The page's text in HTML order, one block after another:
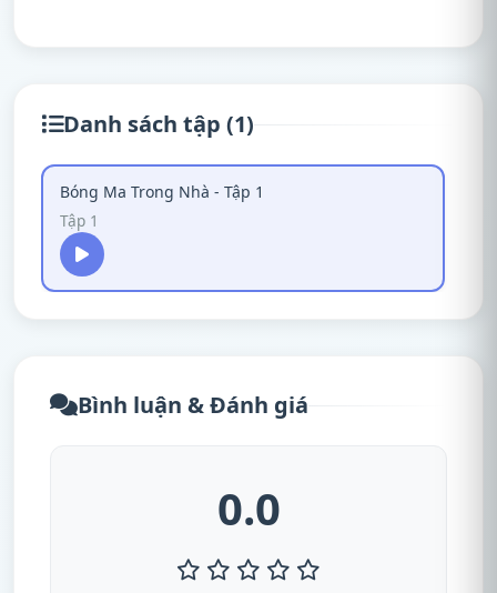
Danh sách tập (1)
Bóng Ma Trong Nhà - Tập 1
Tập 1
Bình luận & Đánh giá
0.0